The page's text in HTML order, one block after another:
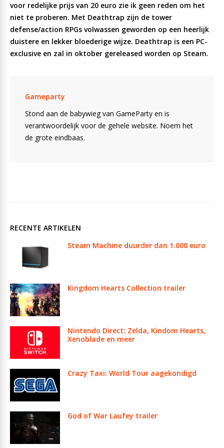
voor redelijke prijs van 20 euro zie ik geen reden om het
niet te proberen. Met Deathtrap zijn de tower
defense/action RPGs volwassen geworden op een heerlijk
duistere en lekker bloederige wijze. Deathtrap is een PC-
exclusive en zal in oktober gereleased worden op Steam.
Gameparty
Stond aan de babywieg van GameParty en is
verantwoordelijk voor de gehele website. Noem het
de grote eindbaas.
RECENTE ARTIKELEN
Steam Machine duurder dan 1.000 euro
Kingdom Hearts Collection trailer
Nintendo Direct: Zelda, Kindom Hearts,
Xenoblade en meer
Crazy Taxi: World Tour aagekondigd
God of War Laufey trailer